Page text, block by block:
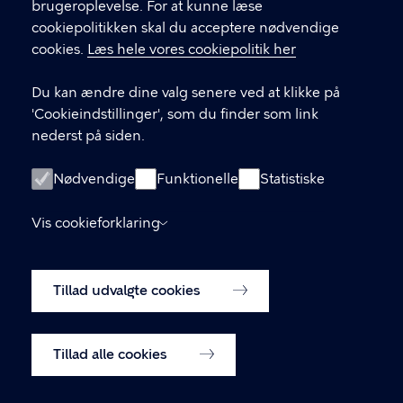
brugeroplevelse. For at kunne læse
cookiepolitikken skal du acceptere nødvendige
cookies. Læs hele vores cookiepolitik her
Du kan ændre dine valg senere ved at klikke på
'Cookieindstillinger', som du finder som link
nederst på siden.
Nødvendige Funktionelle Statistiske
Vis cookieforklaring
Tillad udvalgte cookies
Tillad alle cookies
GENVEJE
Digital Post
Databeskyttelse
Tilgængelighedserklæring
Om hjemmesiden
Cookiepolitik